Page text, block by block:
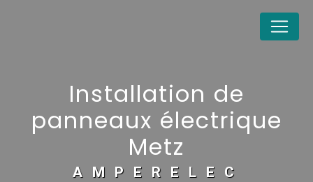
Installation de
panneaux électrique
Metz
AMPERELEC